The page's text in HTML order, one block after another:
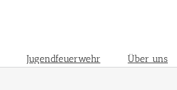
Jugendfeuerwehr Über uns